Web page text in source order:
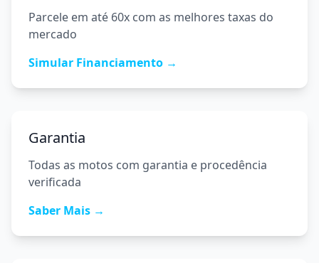
Parcele em até 60x com as melhores taxas do
mercado
Simular Financiamento →
Garantia
Todas as motos com garantia e procedência
verificada
Saber Mais →